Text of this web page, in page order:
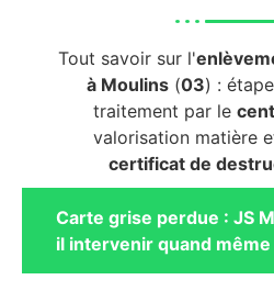
Tout savoir sur l'
à Moulins(03) :
traitement par le
valorisation matière
certificat de
Carte grise perdue : JS
il intervenir quand même